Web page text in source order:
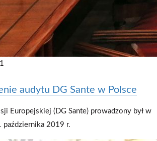
audytu DG Sante w Polsce
Europejskiej (DG Sante) prowadzony był w
października 2019 r.